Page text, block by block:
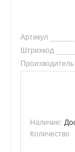
Артикул
Штрихкод
Производитель
Наличие:
Количество